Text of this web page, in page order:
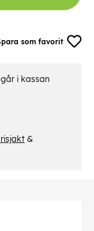
som favorit
i kassan
&